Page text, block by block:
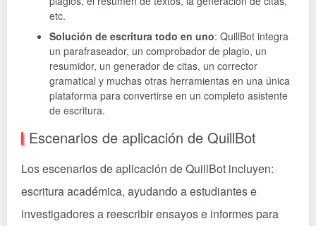
etc.
Solución de escritura todo en uno: QuillBot integra
un parafraseador, un comprobador de plagio, un
resumidor, un generador de citas, un corrector
gramatical y muchas otras herramientas en una única
plataforma para convertirse en un completo asistente
de escritura.
Escenarios de aplicación de QuillBot
Los escenarios de aplicación de QuillBot incluyen:
escritura académica, ayudando a estudiantes e
investigadores a reescribir ensayos e informes para